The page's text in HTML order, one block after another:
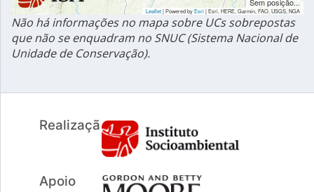
Leaflet| Powered byEsri|Esri, HERE, Garmin, FAO, USGS, NGA
Não há informações no mapa sobre UCs sobrepostas
que não se enquadram no SNUC (Sistema Nacional de
Unidade de Conservação).